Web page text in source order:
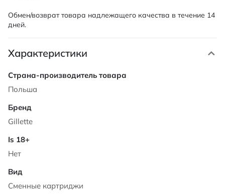
Обмен/возврат товара надлежащего качества в течение 14
дней.
Характеристики
Характеристики
Польша
Gillette
Нет
Сменные картриджи